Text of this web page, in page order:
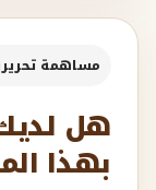
مساهمة
هل
بهذا